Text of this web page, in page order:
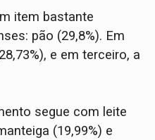
item bastante
pão (29,8%). Em
e em terceiro, a
segue com leite
(19,99%) e